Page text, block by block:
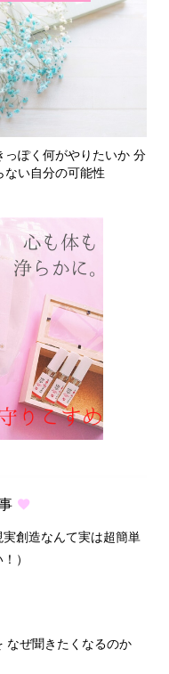
っぽく何がやりたいか 分
ない自分の可能性
創造なんて実は超簡単
）
なぜ聞きたくなるのか